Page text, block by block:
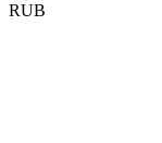
RUB